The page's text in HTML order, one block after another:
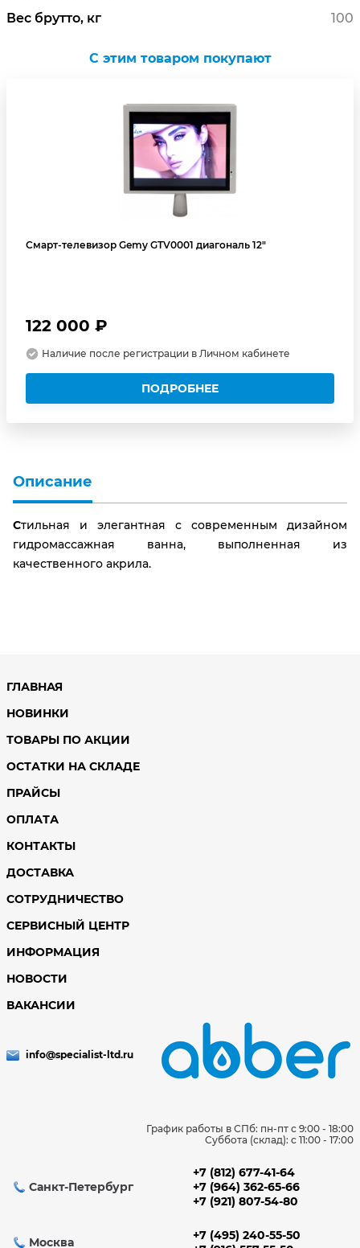
Вес брутто, кг
100
C этим товаром покупают
Смарт-телевизор Gemy GTV0001 диагональ 12"
122 000 ₽
Наличие после регистрации в Личном кабинете
ПОДРОБНЕЕ
Описание
Стильная и элегантная с современным дизайном
гидромассажная ванна, выполненная из
качественного акрила.
ГЛАВНАЯ
НОВИНКИ
ТОВАРЫ ПО АКЦИИ
ОСТАТКИ НА СКЛАДЕ
ПРАЙСЫ
ОПЛАТА
КОНТАКТЫ
ДОСТАВКА
СОТРУДНИЧЕСТВО
СЕРВИСНЫЙ ЦЕНТР
ИНФОРМАЦИЯ
НОВОСТИ
ВАКАНСИИ
info@specialist-ltd.ru
График работы в СПб: пн-пт с 9:00 - 18:00
Суббота (склад): c 11:00 - 17:00
Санкт-Петербург
+7 (812) 677-41-64
+7 (964) 362-65-66
+7 (921) 807-54-80
Москва
+7 (495) 240-55-50